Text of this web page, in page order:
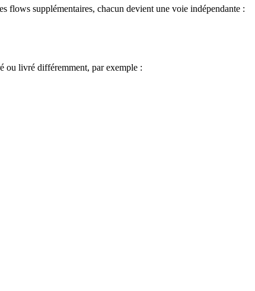
flows supplémentaires, chacun devient une voie indépendante :
ou livré différemment, par exemple :